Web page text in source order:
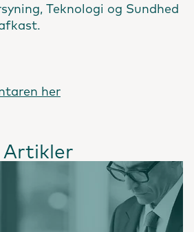
Teknologi og Sundhed
her
Artikler